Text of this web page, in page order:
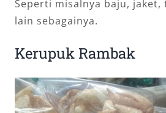
Seperti misalnya baju,
lain sebagainya.
Kerupuk Rambak